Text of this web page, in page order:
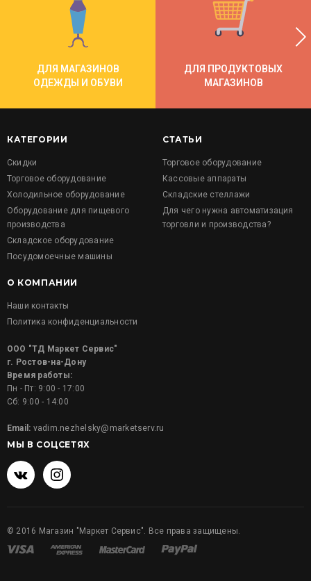
ДЛЯ МАГАЗИНОВ
ОДЕЖДЫ И ОБУВИ
ДЛЯ ПРОДУКТОВЫХ
МАГАЗИНОВ
КАТЕГОРИИ
Скидки
Торговое оборудование
Холодильное оборудование
Оборудование для пищевого
производства
Складское оборудование
Посудомоечные машины
СТАТЬИ
Торговое оборудование
Кассовые аппараты
Складские стеллажи
Для чего нужна автоматизация
торговли и производства?
О КОМПАНИИ
Наши контакты
Политика конфиденциальности
ООО "ТД Маркет Сервис"
г. Ростов-на-Дону
Время работы:
Пн - Пт: 9:00 - 17:00
Сб: 9:00 - 14:00
Email: vadim.nezhelsky@marketserv.ru
МЫ В СОЦСЕТЯХ
© 2016 Магазин "Маркет Сервис". Все права защищены.